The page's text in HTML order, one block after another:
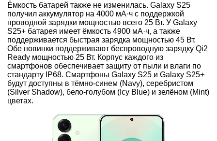
Ёмкость батарей также не изменилась. Galaxy S25
получил аккумулятор на 4000 мА·ч с поддержкой
проводной зарядки мощностью всего 25 Вт. У Galaxy
S25+ батарея имеет ёмкость 4900 мА·ч, а также
поддерживается быстрая зарядка мощностью 45 Вт.
Обе новинки поддерживают беспроводную зарядку Qi2
Ready мощностью 25 Вт. Корпус каждого из
смартфонов обеспечивает защиту от пыли и влаги по
стандарту IP68. Смартфоны Galaxy S25 и Galaxy S25+
будут доступны в тёмно-синем (Navy), серебристом
(Silver Shadow), бело-голубом (Icy Blue) и зелёном (Mint)
цветах.